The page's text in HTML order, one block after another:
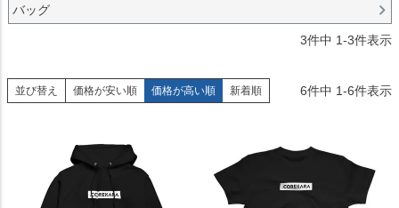
バッグ
3件中 1-3件表示
並び替え 価格が安い順 価格が高い順 新着順 6件中 1-6件表示